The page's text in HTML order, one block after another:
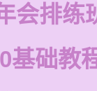
会排练
基础教